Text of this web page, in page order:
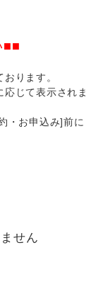
■■
ります。
じて表示されま
・お申込み]前に
せん